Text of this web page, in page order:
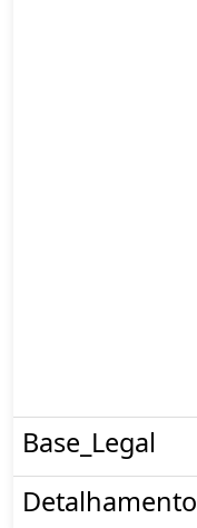
Base_Legal
Detalhamento